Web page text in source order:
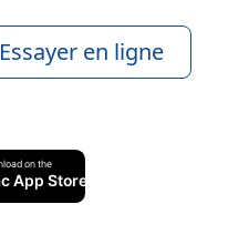
Essayer en ligne